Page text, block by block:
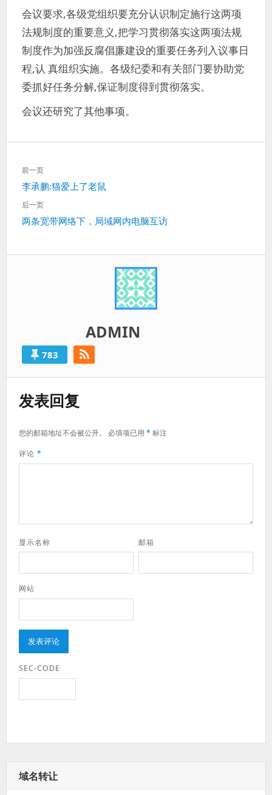
会议要求,各级党组织要充分认识制定施行这两项
法规制度的重要意义,把学习贯彻落实这两项法规
制度作为加强反腐倡廉建设的重要任务列入议事日
程,认 真组织实施。各级纪委和有关部门要协助党
委抓好任务分解,保证制度得到贯彻落实。
会议还研究了其他事项。
文
章
导
航
前一页
上
一
李承鹏:猫爱上了老鼠
后一页
下
两条宽带网络下，局域网内电脑互访
ADMIN
783
发表回复
您的邮箱地址不会被公开。 必填项已用 *标注
评论 *
显示名称 邮箱
网站
SEC-CODE
域名转让